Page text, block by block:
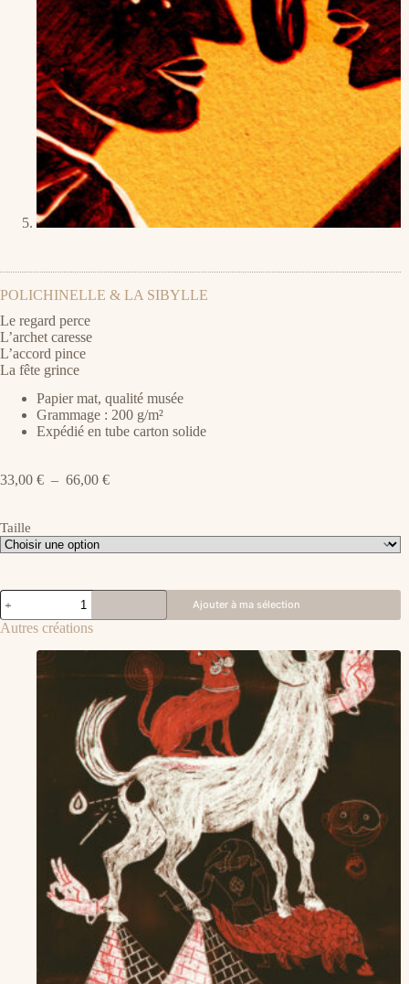
POLICHINELLE & LA SIBYLLE
Le regard perce
L’archet caresse
L’accord pince
La fête grince
Papier mat, qualité musée
Grammage : 200 g/m²
Expédié en tube carton solide
33,00 € – 66,00 €Plage
Taille
quantité
de
POLICHINELLE
SIBYLLE
Ajouter à ma sélection
Autres créations